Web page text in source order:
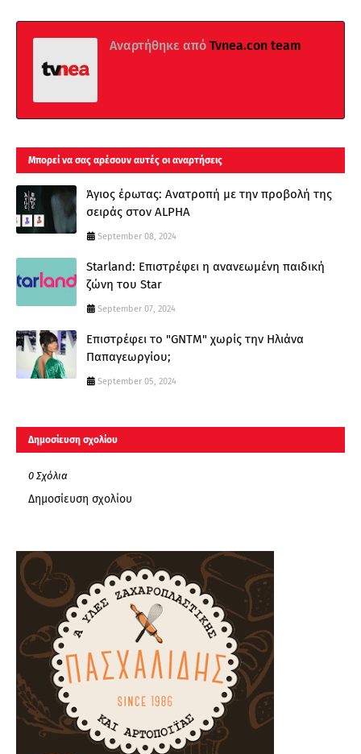
Αναρτήθηκε από Tvnea.con team
Μπορεί να σας αρέσουν αυτές οι αναρτήσεις
Άγιος έρωτας: Ανατροπή με την προβολή της
σειράς στον ALPHA
September 08, 2024
Starland: Επιστρέφει η ανανεωμένη παιδική
ζώνη του Star
September 07, 2024
Επιστρέφει το "GNTM" χωρίς την Ηλιάνα
Παπαγεωργίου;
September 05, 2024
Δημοσίευση σχολίου
0 Σχόλια
Δημοσίευση σχολίου